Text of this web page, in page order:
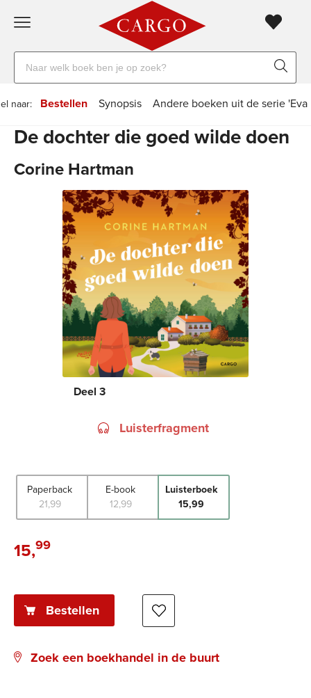
verzending20
Voor
besteld, werkdaghuis
betalen
naar
boeken,
en
naar: Bestellen Synopsis Andere boeken uit de serie
Paperback
21,99
E-book
12,99
Luisterboek
15,99
Luisterboek:
15,99
Bestellen
Zoek een boekhandel in de buurt
De dochter die goed wilde doen
Corine Hartman
Deel 3
Luisterfragment